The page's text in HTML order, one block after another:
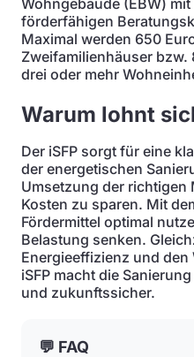
Wohngebäude (EBW)
förderfähigen
Maximal werden 650
Zweifamilienhäuser bzw.
drei oder mehr
Warum lohnt
Der iSFP sorgt für eine
der energetischen
Umsetzung der richtigen
Kosten zu sparen. Mit
Fördermittel optimal
Belastung senken.
Energieeffizienz und den
iSFP macht die
und zukunftssicher.
💬 FAQ